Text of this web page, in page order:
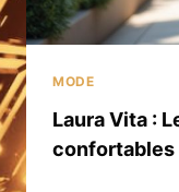
MODE
Laura Vita :
confortables